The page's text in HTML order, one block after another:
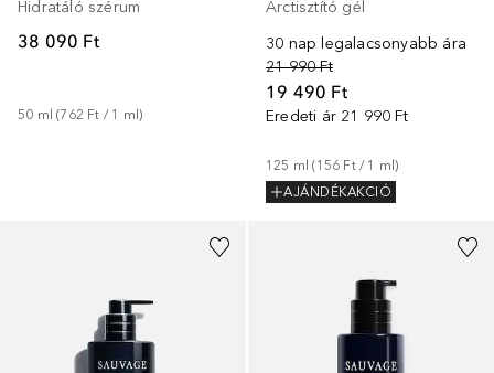
Hidratáló szérum
38 090 Ft
50 ml (762 Ft / 1 ml)
Arctisztító gél
30 nap legalacsonyabb ára
21 990 Ft
19 490 Ft
Eredeti ár 21 990 Ft
125 ml (156 Ft / 1 ml)
AJÁNDÉKAKCIÓ